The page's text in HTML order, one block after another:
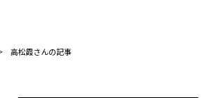
高松霞さんの記事